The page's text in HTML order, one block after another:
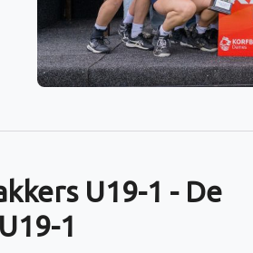
U19-1 - De
1